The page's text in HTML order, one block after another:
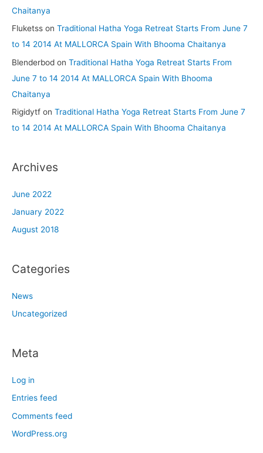
Chaitanya
Fluketss on Traditional Hatha Yoga Retreat Starts From June 7
to 14 2014 At MALLORCA Spain With Bhooma Chaitanya
Blenderbod on Traditional Hatha Yoga Retreat Starts From
June 7 to 14 2014 At MALLORCA Spain With Bhooma
Chaitanya
Rigidytf on Traditional Hatha Yoga Retreat Starts From June 7
to 14 2014 At MALLORCA Spain With Bhooma Chaitanya
Archives
June 2022
January 2022
August 2018
Categories
News
Uncategorized
Meta
Log in
Entries feed
Comments feed
WordPress.org